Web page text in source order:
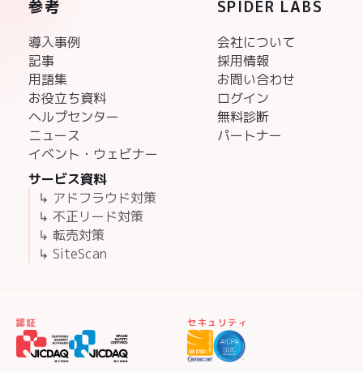
参考
導入事例
記事
用語集
お役立ち資料
ヘルプセンター
ニュース
イベント・ウェビナー
サービス資料
↳ アドフラウド対策
↳ 不正リード対策
↳ 転売対策
↳ SiteScan
SPIDER LABS
会社について
採用情報
お問い合わせ
ログイン
無料診断
パートナー
認証 セキュリティ